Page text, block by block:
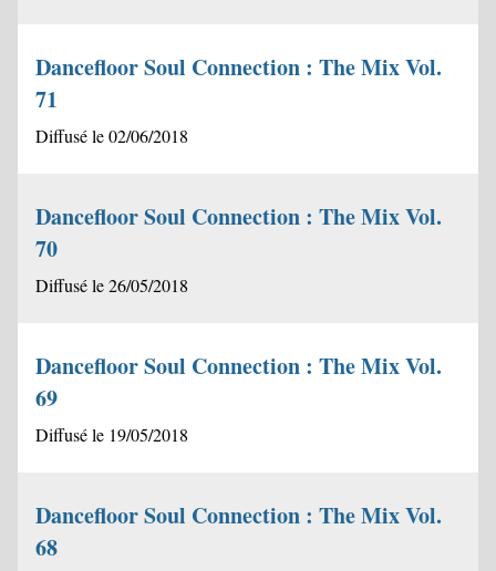
Dancefloor Soul Connection : The Mix Vol.
71
Diffusé le 02/06/2018
Dancefloor Soul Connection : The Mix Vol.
70
Diffusé le 26/05/2018
Dancefloor Soul Connection : The Mix Vol.
69
Diffusé le 19/05/2018
Dancefloor Soul Connection : The Mix Vol.
68